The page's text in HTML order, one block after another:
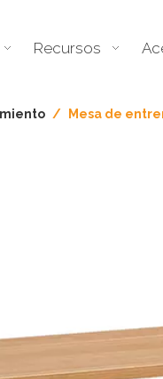
Recursos
/ Mesa de